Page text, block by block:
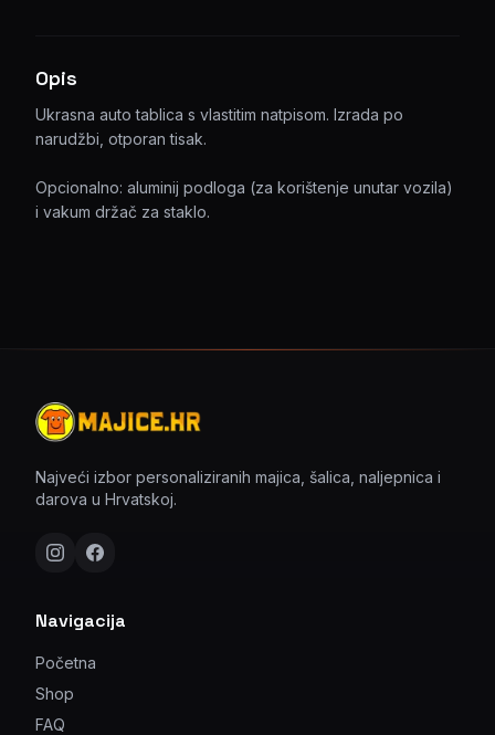
Opis
Ukrasna auto tablica s vlastitim natpisom. Izrada po
narudžbi, otporan tisak.
Opcionalno: aluminij podloga (za korištenje unutar vozila)
i vakum držač za staklo.
Najveći izbor personaliziranih majica, šalica, naljepnica i
darova u Hrvatskoj.
Navigacija
Početna
Shop
FAQ